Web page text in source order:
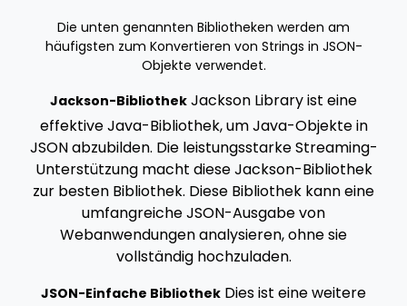
Die unten genannten Bibliotheken werden am
häufigsten zum Konvertieren von Strings in JSON-
Objekte verwendet.
Jackson-Bibliothek Jackson Library ist eine
effektive Java-Bibliothek, um Java-Objekte in
JSON abzubilden. Die leistungsstarke Streaming-
Unterstützung macht diese Jackson-Bibliothek
zur besten Bibliothek. Diese Bibliothek kann eine
umfangreiche JSON-Ausgabe von
Webanwendungen analysieren, ohne sie
vollständig hochzuladen.
JSON-Einfache Bibliothek Dies ist eine weitere